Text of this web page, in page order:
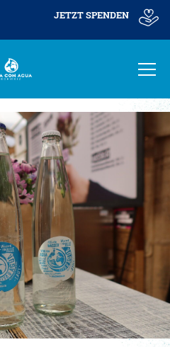
JETZT SPENDEN